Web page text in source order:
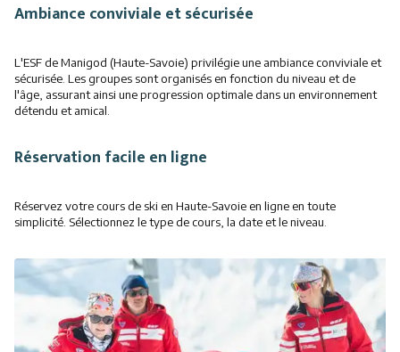
Ambiance conviviale et sécurisée
L'ESF de Manigod (Haute-Savoie) privilégie une ambiance conviviale et
sécurisée. Les groupes sont organisés en fonction du niveau et de
l'âge, assurant ainsi une progression optimale dans un environnement
détendu et amical.
Réservation facile en ligne
Réservez votre cours de ski en Haute-Savoie en ligne en toute
simplicité. Sélectionnez le type de cours, la date et le niveau.